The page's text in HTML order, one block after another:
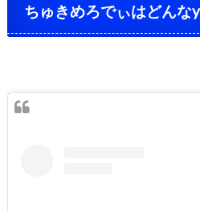
ちゅきめろでぃはどんな